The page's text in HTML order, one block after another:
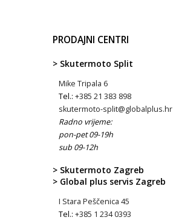
PRODAJNI CENTRI
> Skutermoto Split
Mike Tripala 6
Tel.: +385 21 383 898
skutermoto-split@globalplus.hr
Radno vrijeme:
pon-pet 09-19h
sub 09-12h
> Skutermoto Zagreb
> Global plus servis Zagreb
I Stara Peščenica 45
Tel.: +385 1 234 0393